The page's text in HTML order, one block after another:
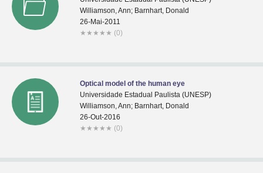
Williamson, Ann; Barnhart, Donald
26-Mai-2011
★ ★ ★ ★ ★ (0)
Optical model of the human eye
Universidade Estadual Paulista (UNESP)
Williamson, Ann; Barnhart, Donald
26-Out-2016
★ ★ ★ ★ ★ (0)